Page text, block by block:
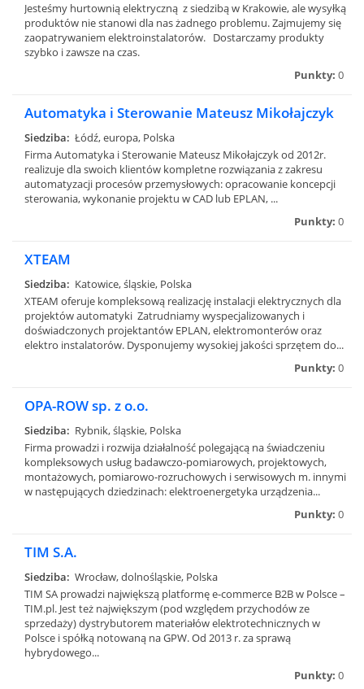
Jesteśmy hurtownią elektryczną z siedzibą w Krakowie, ale wysyłką
produktów nie stanowi dla nas żadnego problemu. Zajmujemy się
zaopatrywaniem elektroinstalatorów. Dostarczamy produkty
szybko i zawsze na czas.
Punkty: 0
Automatyka i Sterowanie Mateusz Mikołajczyk
Siedziba: Łódź, europa, Polska
Firma Automatyka i Sterowanie Mateusz Mikołajczyk od 2012r.
realizuje dla swoich klientów kompletne rozwiązania z zakresu
automatyzacji procesów przemysłowych: opracowanie koncepcji
sterowania, wykonanie projektu w CAD lub EPLAN, ...
Punkty: 0
XTEAM
Siedziba: Katowice, śląskie, Polska
XTEAM oferuje kompleksową realizację instalacji elektrycznych dla
projektów automatyki Zatrudniamy wyspecjalizowanych i
doświadczonych projektantów EPLAN, elektromonterów oraz
elektro instalatorów. Dysponujemy wysokiej jakości sprzętem do...
Punkty: 0
OPA-ROW sp. z o.o.
Siedziba: Rybnik, śląskie, Polska
Firma prowadzi i rozwija działalność polegającą na świadczeniu
kompleksowych usług badawczo-pomiarowych, projektowych,
montażowych, pomiarowo-rozruchowych i serwisowych m. innymi
w następujących dziedzinach: elektroenergetyka urządzenia...
Punkty: 0
TIM S.A.
Siedziba: Wrocław, dolnośląskie, Polska
TIM SA prowadzi największą platformę e-commerce B2B w Polsce –
TIM.pl. Jest też największym (pod względem przychodów ze
sprzedaży) dystrybutorem materiałów elektrotechnicznych w
Polsce i spółką notowaną na GPW. Od 2013 r. za sprawą
hybrydowego...
Punkty: 0